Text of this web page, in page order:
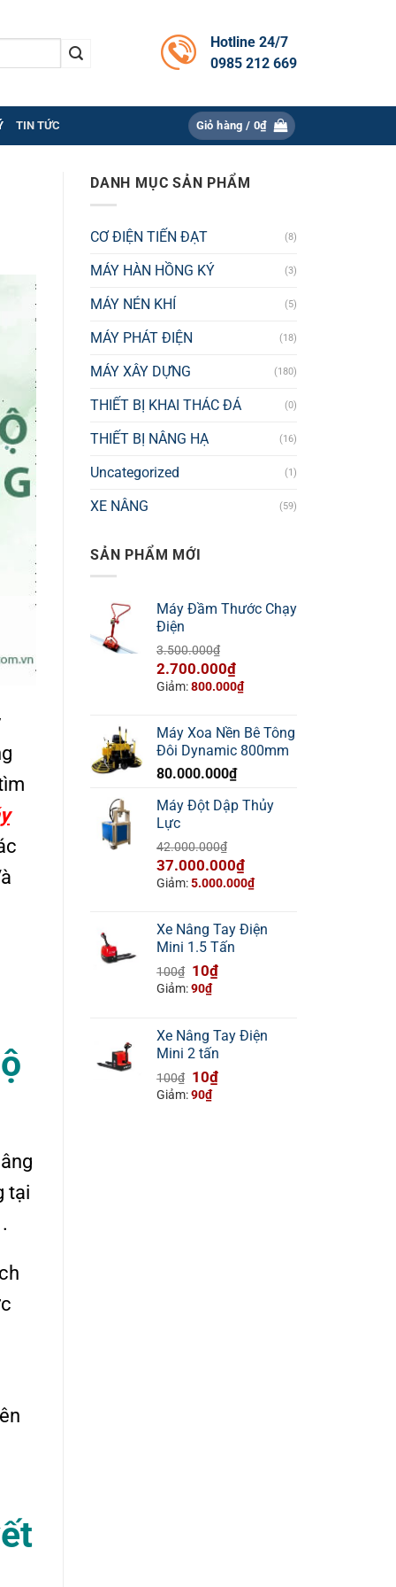
Hotline 24/7
0985 212 669
TIN TỨC Giỏ hàng / 0₫
tại
DANH MỤC SẢN PHẨM
CƠ ĐIỆN TIẾN ĐẠT (8)
MÁY HÀN HỒNG KÝ (3)
MÁY NÉN KHÍ (5)
MÁY PHÁT ĐIỆN (18)
MÁY XÂY DỰNG (180)
THIẾT BỊ KHAI THÁC ĐÁ (0)
THIẾT BỊ NÂNG HẠ (16)
Uncategorized (1)
XE NÂNG (59)
SẢN PHẨM MỚI
Máy Đầm Thước Chạy
Điện
3.500.000₫
Giá
gốc
3.500.000₫.
2.700.000₫Giá
hiện
là:
2.700.000₫.
Giảm:800.000₫
Máy Xoa Nền Bê Tông
Đôi Dynamic 800mm
80.000.000₫
Máy Đột Dập Thủy
Lực
42.000.000₫
Giá
gốc
42.000.000₫.
37.000.000₫Giá
hiện
là:
37.000.000₫.
Giảm:5.000.000₫
Xe Nâng Tay Điện
Mini 1.5 Tấn
100₫ Giá
gốc
10₫Giá
10₫.
Giảm:90₫
Xe Nâng Tay Điện
Mini 2 tấn
100₫ Giá
gốc
10₫Giá
Giảm:90₫